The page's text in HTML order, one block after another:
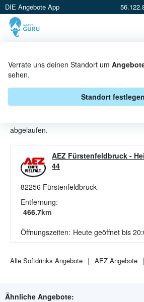
DIE Angebote App
Verrate uns deinen Standort um
sehen.
Standort festlegen
SOFTDRINKS
AKTIONEN BEI AEZ
abgelaufen.
AEZ Fürstenfeldbruck -
44
82256 Fürstenfeldbruck
Entfernung:
466.7km
Öffnungszeiten: Heute geöffnet bis
Alle Softdrinks Angebote AEZ Angebote
Ähnliche Angebote: